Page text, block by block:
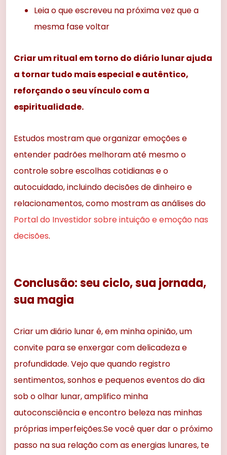
Leia o que escreveu na próxima vez que a
mesma fase voltar
Criar um ritual em torno do diário lunar ajuda
a tornar tudo mais especial e autêntico,
reforçando o seu vínculo com a
espiritualidade.
Estudos mostram que organizar emoções e
entender padrões melhoram até mesmo o
controle sobre escolhas cotidianas e o
autocuidado, incluindo decisões de dinheiro e
relacionamentos, como mostram as análises do
Portal do Investidor sobre intuição e emoção nas
decisões.
Conclusão: seu ciclo, sua jornada,
sua magia
Criar um diário lunar é, em minha opinião, um
convite para se enxergar com delicadeza e
profundidade. Vejo que quando registro
sentimentos, sonhos e pequenos eventos do dia
sob o olhar lunar, amplifico minha
autoconsciência e encontro beleza nas minhas
próprias imperfeições.Se você quer dar o próximo
passo na sua relação com as energias lunares, te